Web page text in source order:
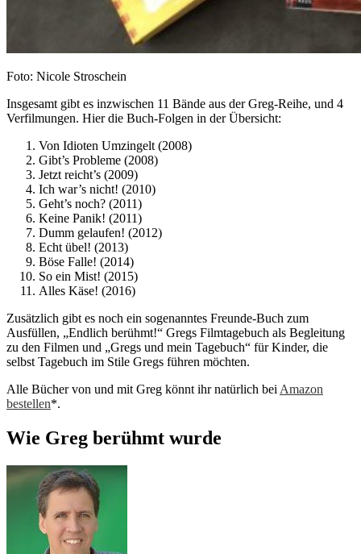
Foto: Nicole Stroschein
Insgesamt gibt es inzwischen 11 Bände aus der Greg-Reihe, und 4
Verfilmungen. Hier die Buch-Folgen in der Übersicht:
Von Idioten Umzingelt (2008)
Gibt’s Probleme (2008)
Jetzt reicht’s (2009)
Ich war’s nicht! (2010)
Geht’s noch? (2011)
Keine Panik! (2011)
Dumm gelaufen! (2012)
Echt übel! (2013)
Böse Falle! (2014)
So ein Mist! (2015)
Alles Käse! (2016)
Zusätzlich gibt es noch ein sogenanntes Freunde-Buch zum
Ausfüllen, „Endlich berühmt!“ Gregs Filmtagebuch als Begleitung
zu den Filmen und „Gregs und mein Tagebuch“ für Kinder, die
selbst Tagebuch im Stile Gregs führen möchten.
Alle Bücher von und mit Greg könnt ihr natürlich beiAmazon
bestellen*.
Wie Greg berühmt wurde